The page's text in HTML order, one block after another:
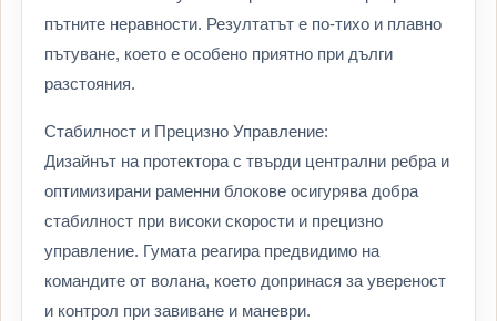
пътните неравности. Резултатът е по-тихо и плавно
пътуване, което е особено приятно при дълги
разстояния.
Стабилност и Прецизно Управление:
Дизайнът на протектора с твърди централни ребра и
оптимизирани раменни блокове осигурява добра
стабилност при високи скорости и прецизно
управление. Гумата реагира предвидимо на
командите от волана, което допринася за увереност
и контрол при завиване и маневри.